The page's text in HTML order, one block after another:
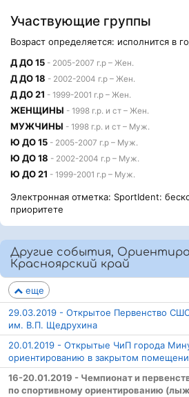
Участвующие группы
Возраст определяется: исполнится в
Д ДО 15 - 2005-2007 г.р – Жен.
Д ДО 18 - 2002-2004 г.р – Жен.
Д ДО 21 - 1999-2001 г.р – Жен.
ЖЕНЩИНЫ - 1998 г.р. и ст – Жен.
МУЖЧИНЫ - 1998 г.р. и ст – Муж.
Ю ДО 15 - 2005-2007 г.р – Муж.
Ю ДО 18 - 2002-2004 г.р – Муж.
Ю ДО 21 - 1999-2001 г.р – Муж.
Электронная отметка: SportIdent:
приоритете
Другие события,
Красноярский край
еще
29.03.2019 - Открытое Первенство
им. В.П. Щедрухина
20.01.2019 - Открытые ЧиП города
ориентированию в закрытом
16-20.01.2019 - Чемпионат и
по спортивному ориентированию